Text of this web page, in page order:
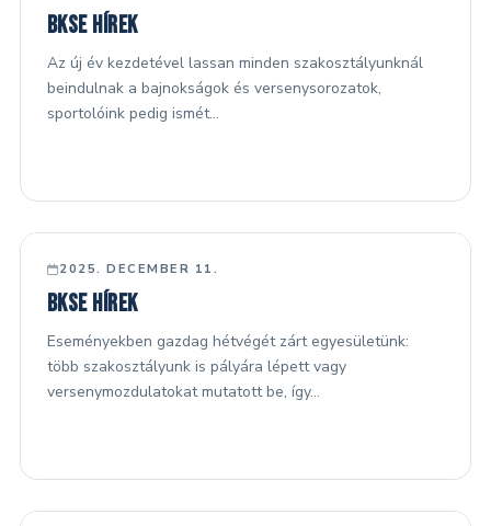
BKSE hírek
Az új év kezdetével lassan minden szakosztályunknál
beindulnak a bajnokságok és versenysorozatok,
sportolóink pedig ismét…
FŐ HÍREK
2025. DECEMBER 11.
BKSE hírek
Eseményekben gazdag hétvégét zárt egyesületünk:
több szakosztályunk is pályára lépett vagy
versenymozdulatokat mutatott be, így…